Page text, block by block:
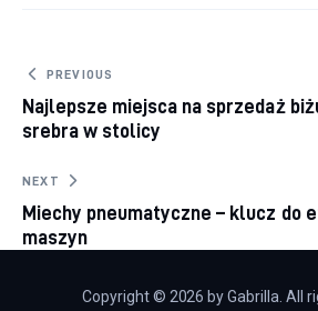
Nawigacja wpisu
PREVIOUS
Najlepsze miejsca na sprzedaż
srebra w stolicy
NEXT
Miechy pneumatyczne – klucz do
maszyn
Copyright © 2026 by Gabrilla. All